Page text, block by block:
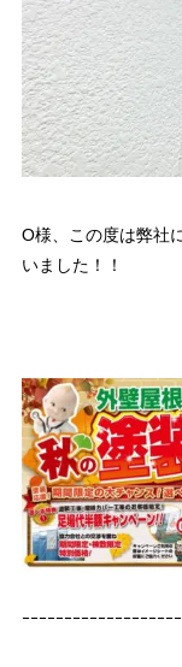
O様、この度は弊社
いました！！
ｰｰｰｰｰｰｰｰｰｰｰｰｰｰｰｰｰｰ